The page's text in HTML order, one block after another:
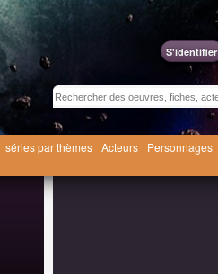
S'identifier
séries par thèmes Acteurs Personnages